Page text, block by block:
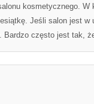
kosmetycznego.
Jeśli salon jest w
Bardzo często jest tak,